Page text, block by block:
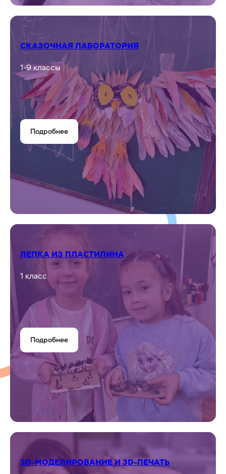
СКАЗОЧНАЯ ЛАБОРАТОРИЯ
1-9 классы
Подробнее
ЛЕПКА ИЗ ПЛАСТИЛИНА
1 класс
Подробнее
3D-МОДЕЛИРОВАНИЕ И 3D-ПЕЧАТЬ